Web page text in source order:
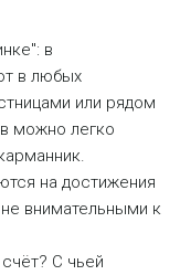
в
в любых
или рядом
можно легко
на достижения
внимательными к
С чьей